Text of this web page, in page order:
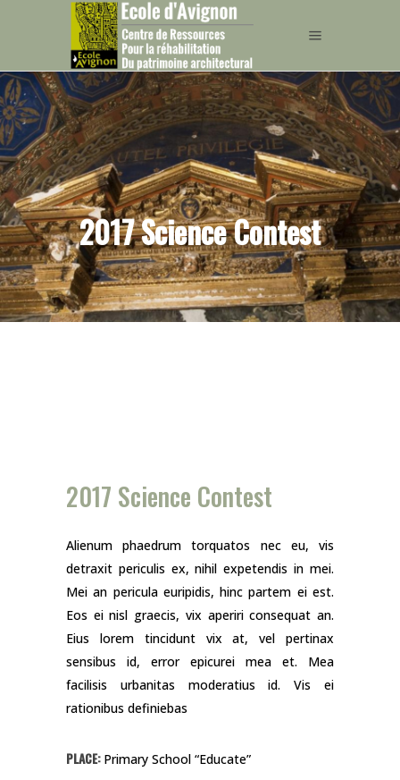
2017 Science Contest
2017 Science Contest
Alienum phaedrum torquatos nec eu, vis
detraxit periculis ex, nihil expetendis in mei.
Mei an pericula euripidis, hinc partem ei est.
Eos ei nisl graecis, vix aperiri consequat an.
Eius lorem tincidunt vix at, vel pertinax
sensibus id, error epicurei mea et. Mea
facilisis urbanitas moderatius id. Vis ei
rationibus definiebas
PLACE: Primary School “Educate”